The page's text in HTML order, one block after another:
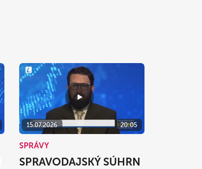
15.07.2026 20:05
SPRÁVY
SPRAVODAJSKÝ SÚHRN